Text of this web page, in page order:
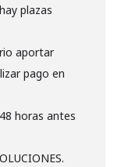
plazas
aportar
pago en
horas antes